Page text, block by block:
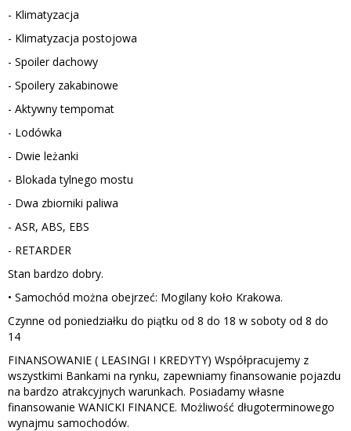
- Klimatyzacja
- Klimatyzacja postojowa
- Spoiler dachowy
- Spoilery zakabinowe
- Aktywny tempomat
- Lodówka
- Dwie leżanki
- Blokada tylnego mostu
- Dwa zbiorniki paliwa
- ASR, ABS, EBS
- RETARDER
Stan bardzo dobry.
• Samochód można obejrzeć: Mogilany koło Krakowa.
Czynne od poniedziałku do piątku od 8 do 18 w soboty od 8 do
14
FINANSOWANIE ( LEASINGI I KREDYTY) Współpracujemy z
wszystkimi Bankami na rynku, zapewniamy finansowanie pojazdu
na bardzo atrakcyjnych warunkach. Posiadamy własne
finansowanie WANICKI FINANCE. Możliwość długoterminowego
wynajmu samochodów.